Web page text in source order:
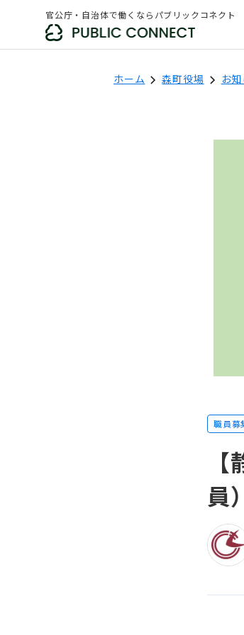
官公庁・自治体で働くならパブリックコネクト
ホーム 森町役場 お
職員募
員）